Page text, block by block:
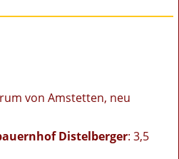
von Amstetten, neu
Distelberger: 3,5